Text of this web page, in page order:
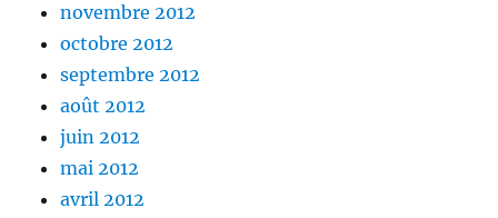
novembre 2012
octobre 2012
septembre 2012
août 2012
juin 2012
mai 2012
avril 2012